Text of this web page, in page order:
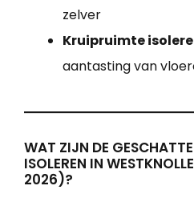
zelver
Kruipruimte
aantasting van
WAT ZIJN DE
ISOLEREN IN
2026)?